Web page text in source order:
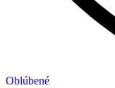
Oblúbené